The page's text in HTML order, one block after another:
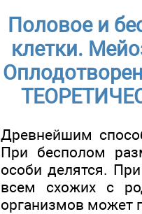
Половое и
клетки.
Древнейшим
При бесполом
особи делятся.
всем схожих с
организмов может